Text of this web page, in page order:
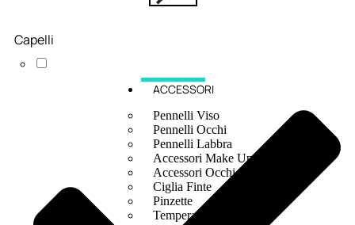
ACCESSORI
Pennelli Viso
Pennelli Occhi
Pennelli Labbra
Accessori Make Up
Accessori Occhi
Ciglia Finte
Pinzette
Temperamatite
Capelli